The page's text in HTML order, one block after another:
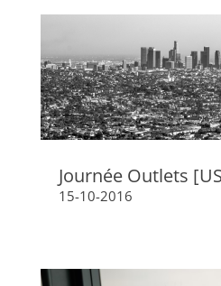
Journée Outlets
15-10-2016